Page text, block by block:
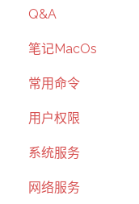
Q&A
笔记MacOs
常用命令
用户权限
系统服务
网络服务